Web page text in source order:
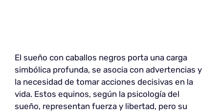
El sueño con caballos negros porta una carga
simbólica profunda, se asocia con advertencias y
la necesidad de tomar acciones decisivas en la
vida. Estos equinos, según la psicología del
sueño, representan fuerza y libertad, pero su